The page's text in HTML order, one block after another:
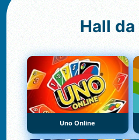
Hall da
Uno Online